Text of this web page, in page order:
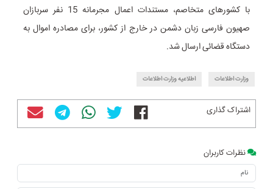
با کشورهای متخاصم، مستندات اعمال مجرمانه 15 نفر سربازان
صهیون فارسی زبان دشمن در خارج از کشور، برای مصادره اموال به
دستگاه قضائی ارسال شد.
وزارت اطلاعات اطلاعیه وزارت اطلاعات
اشتراک گذاری
نظرات کاربران